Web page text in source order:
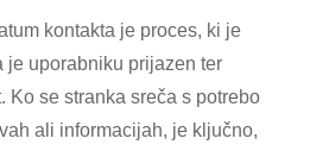
kontakta je proces, ki je
je uporabniku prijazen ter
Ko se stranka sreča s potrebo
ali informacijah, je ključno,